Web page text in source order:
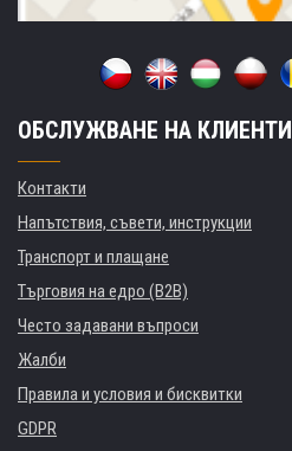
ОБСЛУЖВАНЕ НА КЛИЕНТИ
Контакти
Напътствия, съвети, инструкции
Транспорт и плащане
Търговия на едро (B2B)
Често задавани въпроси
Жалби
Правила и условия и бисквитки
GDPR